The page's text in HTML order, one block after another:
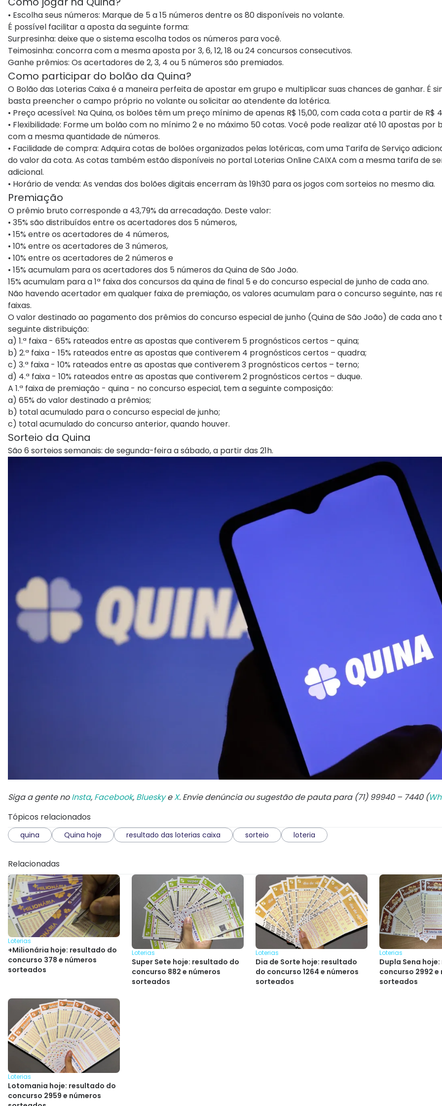
• Escolha seus números: Marque de 5 a 15 números dentre os 80 disponíveis no volante.
É possível facilitar a aposta da seguinte forma:
Surpresinha: deixe que o sistema escolha todos os números para você.
Teimosinha: concorra com a mesma aposta por 3, 6, 12, 18 ou 24 concursos consecutivos.
Ganhe prêmios: Os acertadores de 2, 3, 4 ou 5 números são premiados.​​​​​​​​
Como participar do bolão da Quina?
O Bolão das Loterias Caixa é a maneira perfeita de apostar em grupo e multiplicar suas chances de ganhar. É
basta preencher o campo próprio no volante ou solicitar ao atendente da lotérica.
• Preço acessível: Na Quina, os bolões têm um preço mínimo de apenas R$ 15,00, com cada cota a partir de R$
• Flexibilidade: Forme um bolão com no mínimo 2 e no máximo 50 cotas. Você pode realizar até 10 apostas por
com a mesma quantidade de números.
• Facilidade de compra: Adquira cotas de bolões organizados pelas lotéricas, com uma Tarifa de Serviço
do valor da cota. As cotas também estão disponíveis no portal Loterias Online CAIXA com a mesma tarifa de
adicional.
• Horário de venda: As vendas dos bolões digitais encerram às 19h30 para os jogos com sorteios no mesmo dia.
Premiação
O prêmio bruto corresponde a 43,79% da arrecadação. Deste valor:
• 35% são distribuídos entre os acertadores dos 5 números,
• 15% entre os acertadores de 4 números,
• 10% entre os acertadores de 3 números,
• 10% entre os acertadores de 2 números e
• 15% acumulam para os acertadores dos 5 números da Quina de São João.
15% acumulam para a 1ª faixa dos concursos da quina de final 5 e do concurso especial de junho de cada ano.
Não havendo acertador em qualquer faixa de premiação, os valores acumulam para o concurso seguinte, nas
faixas.
O valor destinado ao pagamento dos prêmios do concurso especial de junho (Quina de São João) de cada ano
seguinte distribuição:
a) 1.ª faixa - 65% rateados entre as apostas que contiverem 5 prognósticos certos – quina;
b) 2.ª faixa - 15% rateados entre as apostas que contiverem 4 prognósticos certos – quadra;
c) 3.ª faixa - 10% rateados entre as apostas que contiverem 3 prognósticos certos – terno;
d) 4.ª faixa - 10% rateados entre as apostas que contiverem 2 prognósticos certos – duque.
A 1.ª faixa de premiação - quina - no concurso especial, tem a seguinte composição:
a) 65% do valor destinado a prêmios;
b) total acumulado para o concurso especial de junho;
c) total acumulado do concurso anterior, quando houver.
Sorteio da Quina
São 6 sorteios semanais: de segunda-feira a sábado, a partir das 21h.
Siga a gente noInsta, Facebook, BlueskyeX. Envie denúncia ou sugestão de pauta para (71) 99940 – 7440 (
Tópicos relacionados
quina Quina hoje resultado das loterias caixa sorteio loteria
Relacionadas
Loterias
+Milionária hoje: resultado do
concurso 378 e números
sorteados
Loterias
Super Sete hoje: resultado do
concurso 882 e números
sorteados
Loterias
Dia de Sorte hoje: resultado
do concurso 1264 e números
sorteados
Loterias
Dupla Sena
concurso 2992 e
sorteados
Loterias
Lotomania hoje: resultado do
concurso 2959 e números